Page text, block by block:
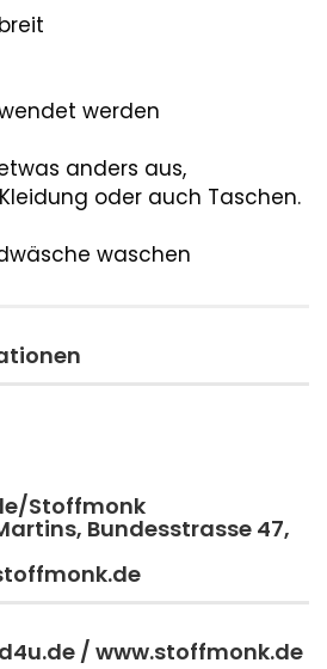
werden
anders aus,
oder auch Taschen.
waschen
Stoffmonk
Bundesstrasse 47,
/ www.stoffmonk.de